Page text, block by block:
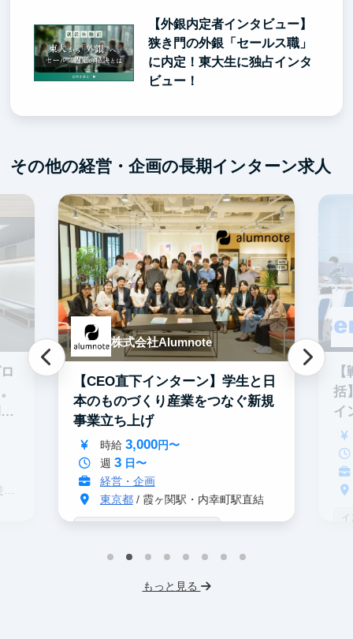
【外銀内定者インタビュー】
狭き門の外銀「セールス職」
に内定！東大生に独占インタ
ビュー！
その他の経営・企画の長期インターン求人
株式会社Alumnote
【CEO直下インターン】学生と日
本のものづくり産業をつなぐ新規
事業立ち上げ
時給 3,000円〜
週 3日〜
経営・企画
東京都/ 霞ヶ関駅・内幸町駅直結
インターン生10人以上在籍 事業立案
括
イ
もっと見る